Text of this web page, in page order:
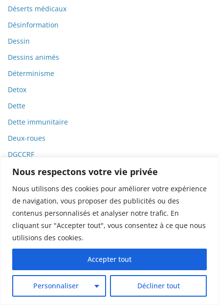
Nous respectons votre vie privée
Nous utilisons des cookies pour améliorer votre expérience
de navigation, vous proposer des publicités ou des
contenus personnalisés et analyser notre trafic. En
cliquant sur "Accepter tout", vous consentez à ce que nous
utilisions des cookies.
Personnaliser Décliner tout
Accepter tout
Déserts médicaux
Désinformation
Dessin
Dessins animés
Déterminisme
Detox
Dette
Dette immunitaire
Deux-roues
DGCCRF
Diabète
Diagnostic
Didier Raoult
Diffamation
Dignité
Diplomatie
Dispositifs médicaux